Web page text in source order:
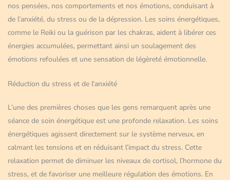
nos pensées, nos comportements et nos émotions, conduisant à
de l’anxiété, du stress ou de la dépression. Les soins énergétiques,
comme le Reiki ou la guérison par les chakras, aident à libérer ces
énergies accumulées, permettant ainsi un soulagement des
émotions refoulées et une sensation de légèreté émotionnelle.
Réduction du stress et de l'anxiété
L’une des premières choses que les gens remarquent après une
séance de soin énergétique est une profonde relaxation. Les soins
énergétiques agissent directement sur le système nerveux, en
calmant les tensions et en réduisant l’impact du stress. Cette
relaxation permet de diminuer les niveaux de cortisol, l’hormone du
stress, et de favoriser une meilleure régulation des émotions. En